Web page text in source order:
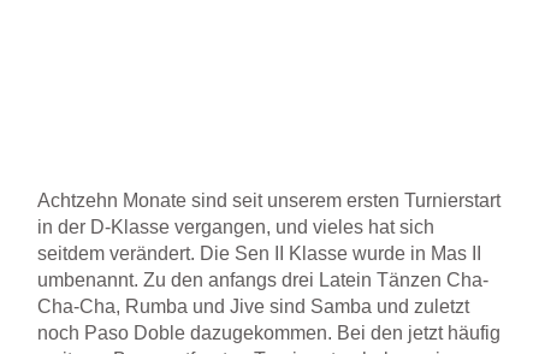
Achtzehn Monate sind seit unserem ersten Turnierstart
in der D-Klasse vergangen, und vieles hat sich
seitdem verändert. Die Sen II Klasse wurde in Mas II
umbenannt. Zu den anfangs drei Latein Tänzen Cha-
Cha-Cha, Rumba und Jive sind Samba und zuletzt
noch Paso Doble dazugekommen. Bei den jetzt häufig